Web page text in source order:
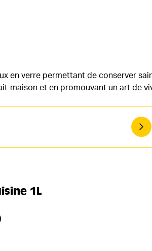
en verre permettant de conserver
maison et en promouvant un art de
1L